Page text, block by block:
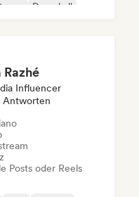
Dancehall
Influencer
Antworten
Posts oder Reels